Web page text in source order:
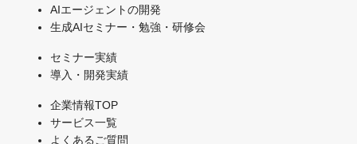
AIエージェントの開発
生成AIセミナー・勉強・研修会
セミナー実績
導入・開発実績
企業情報TOP
サービス一覧
よくあるご質問